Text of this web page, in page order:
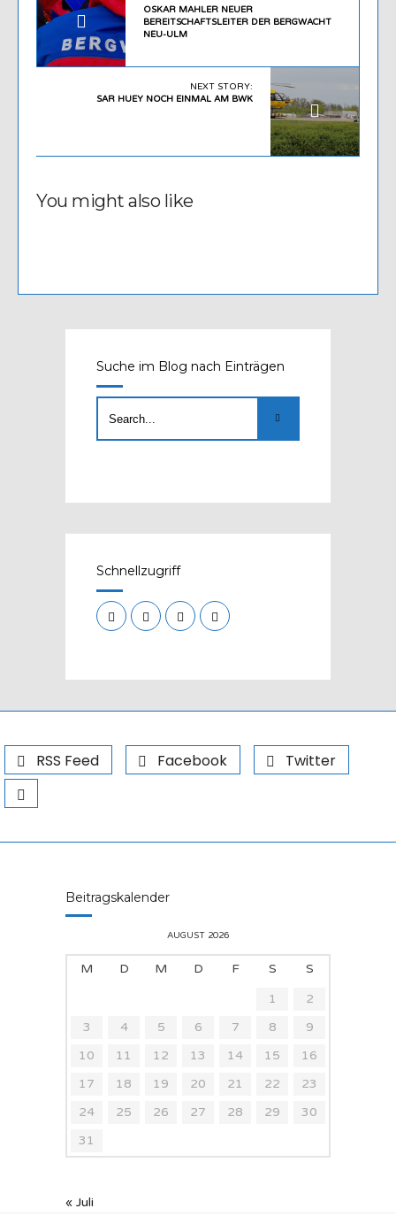
OSKAR MAHLER NEUER
BEREITSCHAFTSLEITER DER BERGWACHT
NEU-ULM
NEXT STORY:
SAR HUEY NOCH EINMAL AM BWK
You might also like
Suche im Blog nach Einträgen
Schnellzugriff
RSS Feed Facebook Twitter
Beitragskalender
AUGUST 2026
M D M D F S
S
1
2
3
4 5 6 7 8
9
10
11 12 13 14 15
16
17
18 19 20 21 22
23
24
25 26 27 28 29
30
31
« Juli